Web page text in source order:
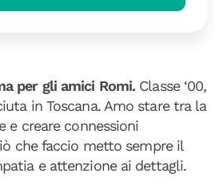
per gli amici Romi. Classe ‘00,
in Toscana. Amo stare tra la
e creare connessioni
che faccio metto sempre il
e attenzione ai dettagli.